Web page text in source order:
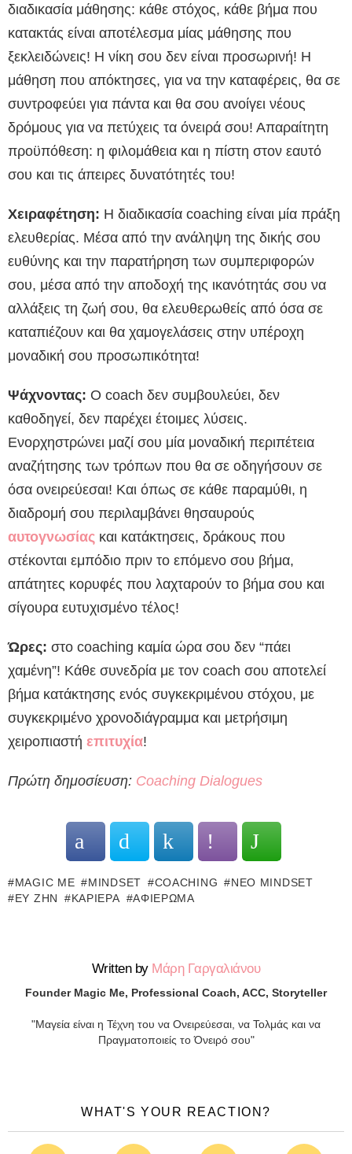
διαδικασία μάθησης: κάθε στόχος, κάθε βήμα που
κατακτάς είναι αποτέλεσμα μίας μάθησης που
ξεκλειδώνεις! Η νίκη σου δεν είναι προσωρινή! Η
μάθηση που απόκτησες, για να την καταφέρεις, θα σε
συντροφεύει για πάντα και θα σου ανοίγει νέους
δρόμους για να πετύχεις τα όνειρά σου! Απαραίτητη
προϋπόθεση: η φιλομάθεια και η πίστη στον εαυτό
σου και τις άπειρες δυνατότητές του!
Χειραφέτηση: H διαδικασία coaching είναι μία πράξη
ελευθερίας. Μέσα από την ανάληψη της δικής σου
ευθύνης και την παρατήρηση των συμπεριφορών
σου, μέσα από την αποδοχή της ικανότητάς σου να
αλλάξεις τη ζωή σου, θα ελευθερωθείς από όσα σε
καταπιέζουν και θα χαμογελάσεις στην υπέροχη
μοναδική σου προσωπικότητα!
Ψάχνοντας: O coach δεν συμβουλεύει, δεν
καθοδηγεί, δεν παρέχει έτοιμες λύσεις.
Ενορχηστρώνει μαζί σου μία μοναδική περιπέτεια
αναζήτησης των τρόπων που θα σε οδηγήσουν σε
όσα ονειρεύεσαι! Και όπως σε κάθε παραμύθι, η
διαδρομή σου περιλαμβάνει θησαυρούς
αυτογνωσίας και κατάκτησεις, δράκους που
στέκονται εμπόδιο πριν το επόμενο σου βήμα,
απάτητες κορυφές που λαχταρούν το βήμα σου και
σίγουρα ευτυχισμένο τέλος!
Ώρες: στο coaching καμία ώρα σου δεν “πάει
χαμένη”! Κάθε συνεδρία με τον coach σου αποτελεί
βήμα κατάκτησης ενός συγκεκριμένου στόχου, με
συγκεκριμένο χρονοδιάγραμμα και μετρήσιμη
χειροπιαστή επιτυχία!
Πρώτη δημοσίευση: Coaching Dialogues
MAGIC ME MINDSET COACHING
ΝΈΟ MINDSET
ΕΥ ΖΗΝ
ΚΑΡΙΈΡΑ ΑΦΙΈΡΩΜΑ
Written by Μάρη Γαργαλιάνου
Founder Magic Me, Professional Coach, ACC, Storyteller
"Μαγεία είναι η Τέχνη του να Ονειρεύεσαι, να Τολμάς και να
Πραγματοποιείς το Όνειρό σου"
WHAT'S YOUR REACTION?